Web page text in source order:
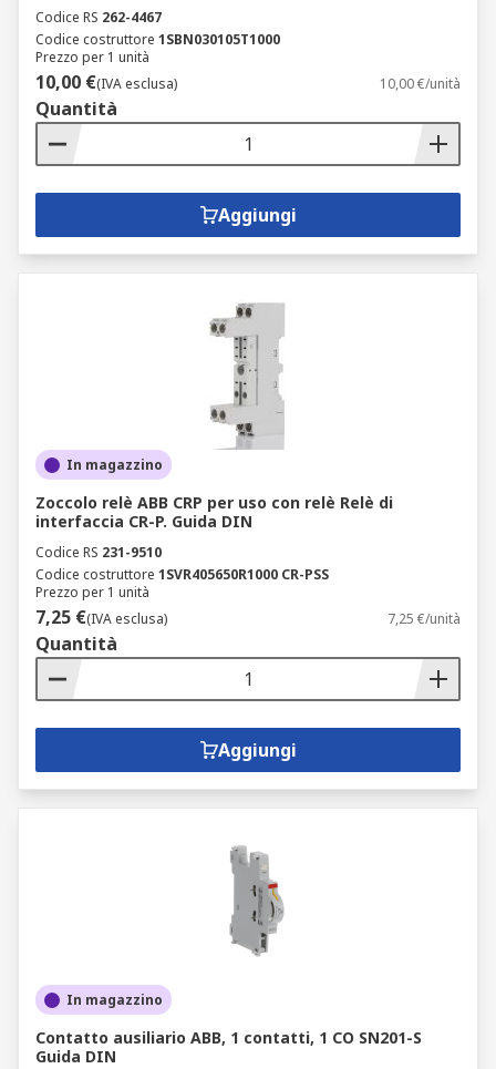
Codice RS 262-4467
Codice costruttore 1SBN030105T1000
Prezzo per 1 unità
10,00 €(IVA esclusa) 10,00 €/unità
Quantità
Aggiungi
In magazzino
Zoccolo relè ABB CRP per uso con relè Relè di
interfaccia CR-P. Guida DIN
Codice RS 231-9510
Codice costruttore 1SVR405650R1000 CR-PSS
Prezzo per 1 unità
7,25 €(IVA esclusa) 7,25 €/unità
Quantità
Aggiungi
In magazzino
Contatto ausiliario ABB, 1 contatti, 1 CO SN201-S
Guida DIN